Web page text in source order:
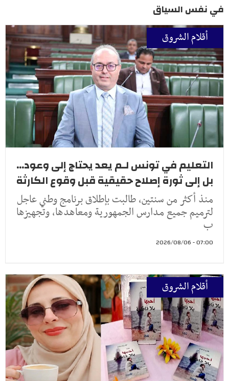
في نفس السياق
أقلام الشروق
التعليم في تونس لـم يعد يحتاج إلى وعود...
بل إلى ثورة إصلاح حقيقية قبل وقوع الكارثة
منذ أكثر من سنتين، طالبت بإطلاق برنامج وطني عاجل
لترميم جميع مدارس الجمهورية ومعاهدها، وتجهيزها
ب
07:00 - 2026/08/06
أقلام الشروق